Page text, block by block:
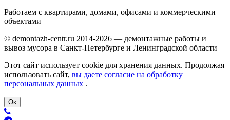
Работаем с квартирами, домами, офисами и коммерческими
объектами
© demontazh-centr.ru 2014-2026 — демонтажные работы и
вывоз мусора в Санкт-Петербурге и Ленинградской области
Этот сайт использует cookie для хранения данных. Продолжая
использовать сайт, вы даете согласие на обработку
персональных данных .
Ок